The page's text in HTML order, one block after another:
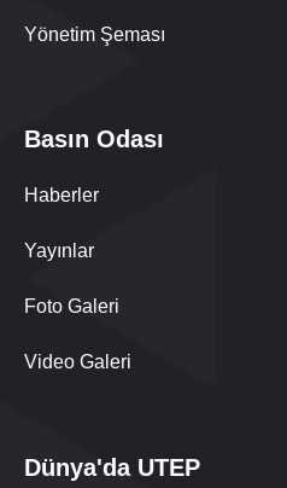
Yönetim Şeması
Basın Odası
Haberler
Yayınlar
Foto Galeri
Video Galeri
Dünya'da UTEP